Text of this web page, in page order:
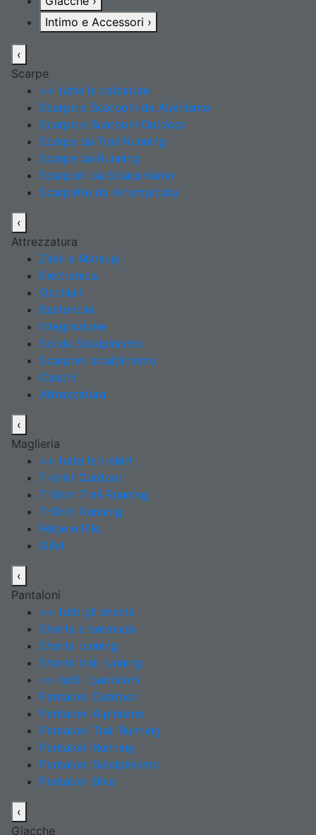
Intimo e Accessori ›
‹
Scarpe
>> tutte le calzature
Scarpe e Scarponi da Alpinismo
Scarpe e Scarponi Outdoor
Scarpe da Trail Running
Scarpe da Running
Scarponi da Scialpinismo
Scarpette da Arrampicata
‹
Attrezzatura
Zaini e Marsupi
Elettronica
Occhiali
Bastoncini
Integrazione
Sci da Scialpinismo
Scarponi scialpinismo
Caschi
Attrezzatura
‹
Maglieria
>> tutte le t-shirt
T-shirt Outdoor
T-Shirt Trail Running
T-Shirt Running
Felpe e Pile
Gilet
‹
Pantaloni
>> tutti gli shorts
Shorts e bermuda
Shorts running
Shorts trail running
>> tutti i pantaloni
Pantaloni Outdoor
Pantaloni Alpinismo
Pantaloni Trail Running
Pantaloni Running
Pantaloni Scialpinismo
Pantaloni Bike
‹
Giacche